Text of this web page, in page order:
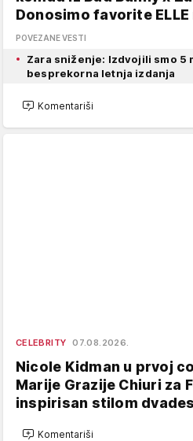
Donosimo favorite
POVEZANE VESTI
Zara sniženje: Izdvojili smo 5
besprekorna letnja izdanja
Komentariši
CELEBRITY 07.08.2026.
Nicole Kidman u prvoj
Marije Grazije Chiuri za
inspirisan stilom
Komentariši